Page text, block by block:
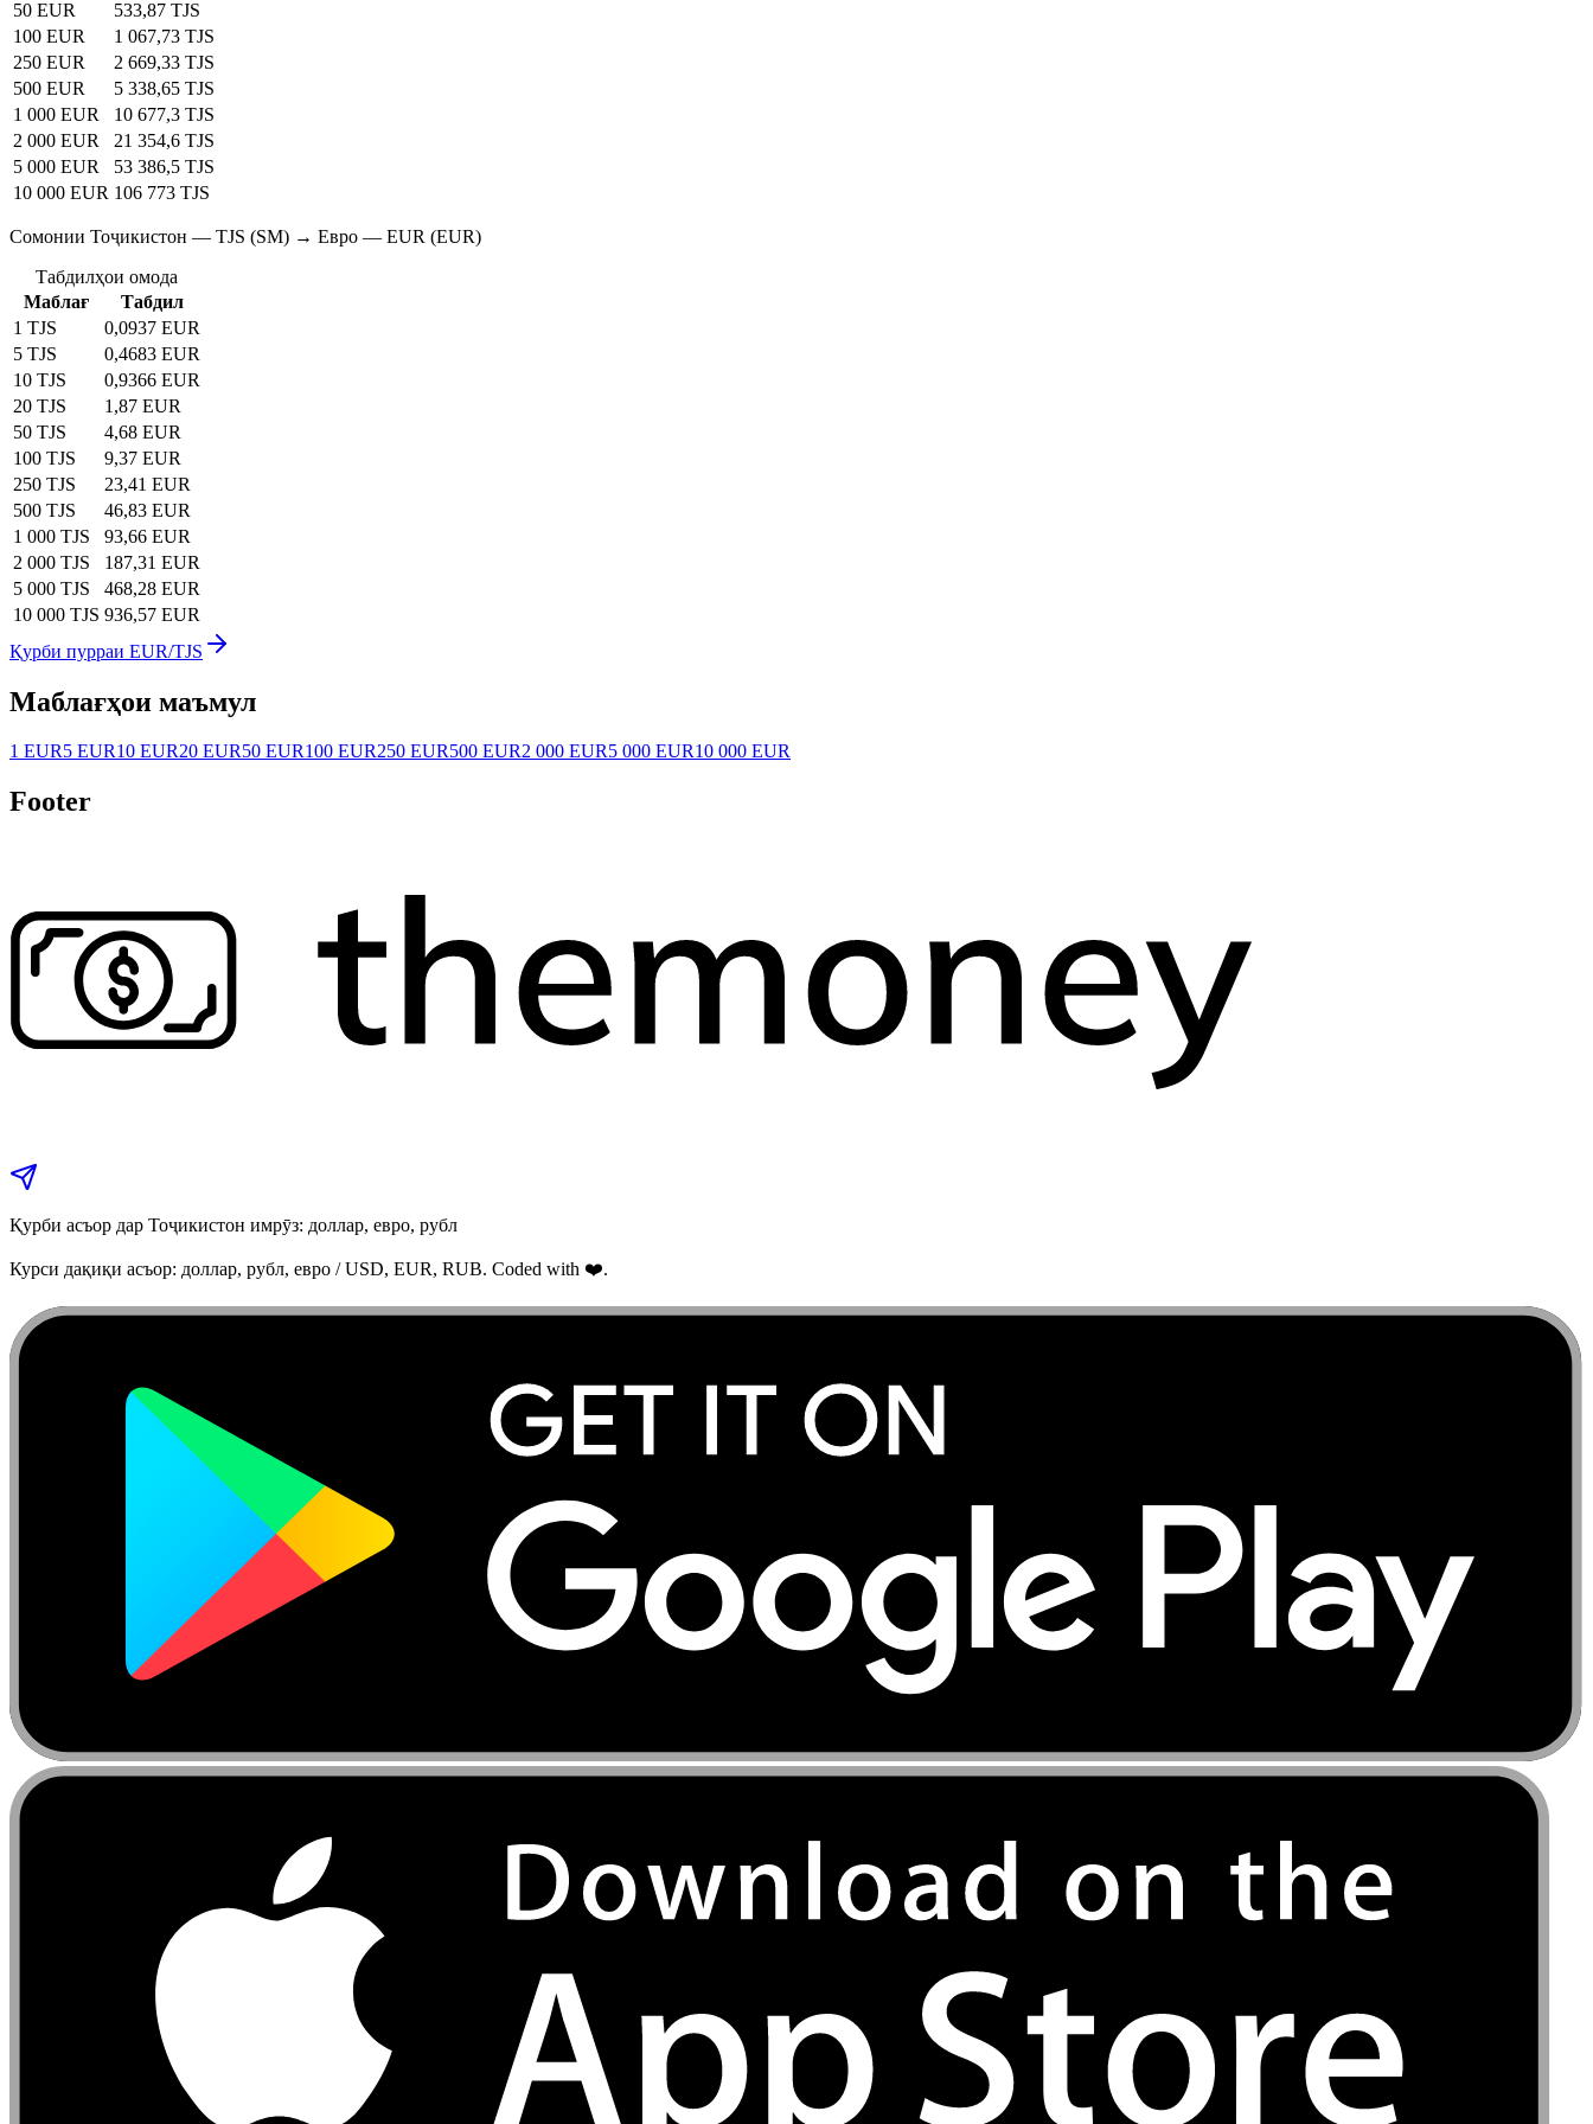
50 EUR
533,87 TJS
100 EUR
1 067,73 TJS
250 EUR
2 669,33 TJS
500 EUR
5 338,65 TJS
1 000 EUR
10 677,3 TJS
2 000 EUR
21 354,6 TJS
5 000 EUR
53 386,5 TJS
10 000 EUR 106 773 TJS
Сомонии Тоҷикистон — TJS (SM) → Евро — EUR (EUR)
Табдилҳои омода
Маблағ
Табдил
1 TJS
0,0937 EUR
5 TJS
0,4683 EUR
10 TJS
0,9366 EUR
20 TJS
1,87 EUR
50 TJS
4,68 EUR
100 TJS
9,37 EUR
250 TJS
23,41 EUR
500 TJS
46,83 EUR
1 000 TJS
93,66 EUR
2 000 TJS
187,31 EUR
5 000 TJS
468,28 EUR
10 000 TJS 936,57 EUR
Қурби пурраи EUR/TJS
Маблағҳои маъмул
1 EUR5 EUR10 EUR20 EUR50 EUR100 EUR250 EUR500 EUR2 000 EUR5 000 EUR10 000 EUR
Footer
Қурби асъор дар Тоҷикистон имрӯз: доллар, евро, рубл
Курси дақиқи асъор: доллар, рубл, евро / USD, EUR, RUB. Coded with ❤️.